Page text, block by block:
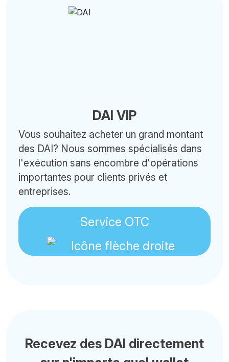
DAI VIP
Vous souhaitez acheter un grand montant
des DAI? Nous sommes spécialisés dans
l'exécution sans encombre d'opérations
importantes pour clients privés et
entreprises.
Service OTC
Recevez des DAI directement